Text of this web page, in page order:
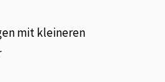
mit kleineren